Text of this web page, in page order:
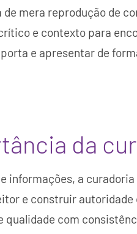
mera reprodução de
e contexto para
e apresentar de
da
informações, a
e construir
com